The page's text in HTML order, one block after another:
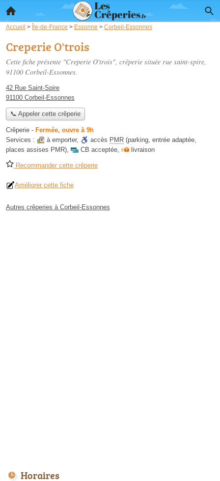
Accueil > Île-de-France > Essonne > Corbeil-Essonnes
Creperie O'trois
Cette fiche présente "Creperie O'trois", crêperie située rue saint-spire,
91100 Corbeil-Essonnes.
42 Rue Saint-Spire
91100 Corbeil-Essonnes
📞 Appeler cette crêperie
Crêperie - Fermée, ouvre à 9h
Services :
à emporter, accès PMR (parking, entrée adaptée,
places assises PMR), CB acceptée, livraison
Recommander cette crêperie
Améliorer cette fiche
Autres crêperies à Corbeil-Essonnes
Horaires